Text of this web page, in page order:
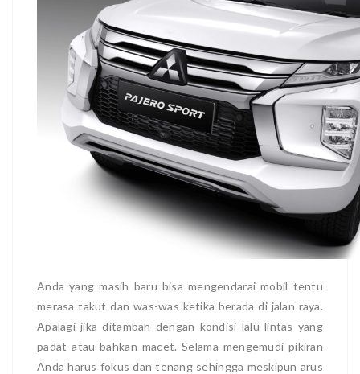
Anda yang masih baru bisa mengendarai mobil tentu
merasa takut dan was-was ketika berada di jalan raya.
Apalagi jika ditambah dengan kondisi lalu lintas yang
padat atau bahkan macet. Selama mengemudi pikiran
Anda harus fokus dan tenang sehingga meskipun arus